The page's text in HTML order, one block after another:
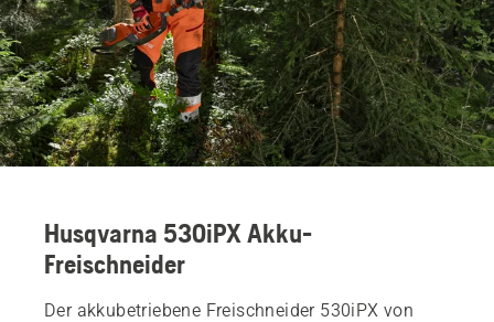
Husqvarna 530iPX Akku-
Freischneider
Der akkubetriebene Freischneider 530iPX von